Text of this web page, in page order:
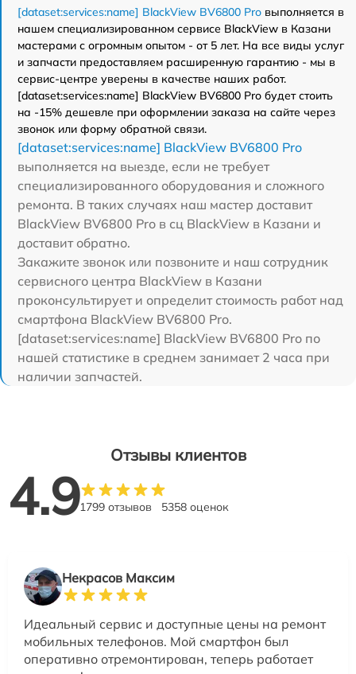
[dataset:services:name] BlackView BV6800 Pro выполняется в
нашем специализированном сервисе BlackView в Казани
мастерами с огромным опытом - от 5 лет. На все виды услуг
и запчасти предоставляем расширенную гарантию - мы в
сервис-центре уверены в качестве наших работ.
[dataset:services:name] BlackView BV6800 Pro будет стоить
на -15% дешевле при оформлении заказа на сайте через
звонок или форму обратной связи.
[dataset:services:name] BlackView BV6800 Pro
выполняется на выезде, если не требует
специализированного оборудования и сложного
ремонта. В таких случаях наш мастер доставит
BlackView BV6800 Pro в сц BlackView в Казани и
доставит обратно.
Закажите звонок или позвоните и наш сотрудник
сервисного центра BlackView в Казани
проконсультирует и определит стоимость работ над
смартфона BlackView BV6800 Pro.
[dataset:services:name] BlackView BV6800 Pro по
нашей статистике в среднем занимает 2 часа при
наличии запчастей.
Отзывы клиентов
4.91799 отзывов 5358 оценок
Некрасов Максим
Идеальный сервис и доступные цены на ремонт
мобильных телефонов. Мой смартфон был
оперативно отремонтирован, теперь работает